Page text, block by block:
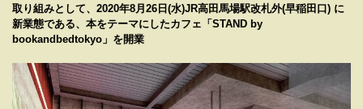
取り組みとして、2020年8月26日(水)JR高田馬場駅改札外(早稲田口) に
新業態である、本をテーマにしたカフェ「STAND by
bookandbedtokyo」を開業